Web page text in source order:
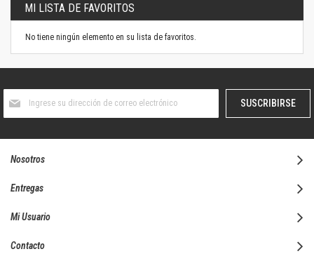
MI LISTA DE FAVORITOS
No tiene ningún elemento en su lista de favoritos.
boletín
SUSCRIBIRSE
Nosotros
Entregas
Mi Usuario
Contacto